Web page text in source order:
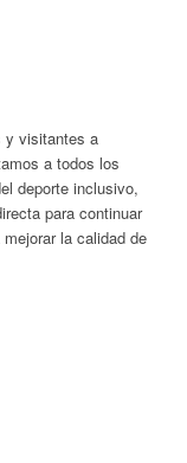
y visitantes a
a todos los
deporte inclusivo,
para continuar
la calidad de